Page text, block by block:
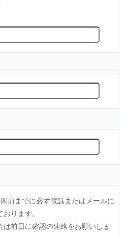
前までに必ず電話またはメールに
ります。
前日に確認の連絡をお願いしま